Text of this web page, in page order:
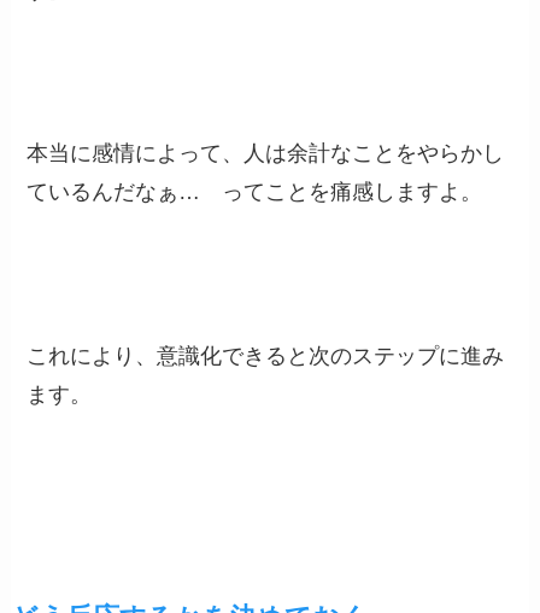
本当に感情によって、人は余計なことをやらかし
ているんだなぁ… ってことを痛感しますよ。
これにより、意識化できると次のステップに進み
ます。